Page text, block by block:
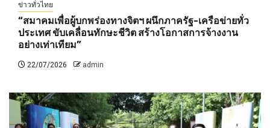
ข่าวทั่วไทย
“สมาคมเพื่อผู้บกพร่องทางจิตฯ ผนึกภาครัฐ-เครือข่ายทั่ว
ประเทศ ขับเคลื่อนทักษะชีวิต สร้างโอกาสการจ้างงาน
อย่างเท่าเทียม”
22/07/2026 admin